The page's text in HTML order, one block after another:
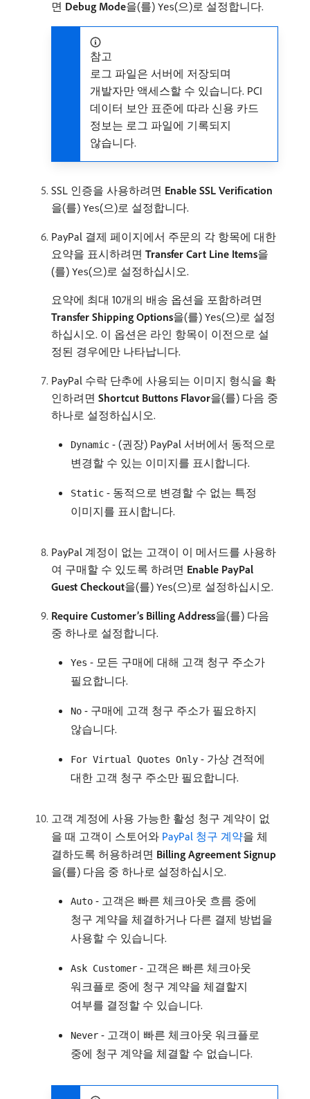
면 Debug Mode​을(를) Yes(으)로 설정합니다.
참고
로그 파일은 서버에 저장되며
개발자만 액세스할 수 있습니다. PCI
데이터 보안 표준에 따라 신용 카드
정보는 로그 파일에 기록되지
않습니다.
SSL 인증을 사용하려면 Enable SSL Verification
을(를) Yes(으)로 설정합니다.
PayPal 결제 페이지에서 주문의 각 항목에 대한
요약을 표시하려면 Transfer Cart Line Items​을
(를) Yes(으)로 설정하십시오.
요약에 최대 10개의 배송 옵션을 포함하려면
Transfer Shipping Options​을(를) Yes(으)로 설정
하십시오. 이 옵션은 라인 항목이 이전으로 설
정된 경우에만 나타납니다.
PayPal 수락 단추에 사용되는 이미지 형식을 확
인하려면 Shortcut Buttons Flavor​을(를) 다음 중
하나로 설정하십시오.
Dynamic - (권장) PayPal 서버에서 동적으로
변경할 수 있는 이미지를 표시합니다.
Static - 동적으로 변경할 수 없는 특정
이미지를 표시합니다.
PayPal 계정이 없는 고객이 이 메서드를 사용하
여 구매할 수 있도록 하려면 Enable PayPal
Guest Checkout​을(를) Yes(으)로 설정하십시오.
Require Customer’s Billing Address​을(를) 다음
중 하나로 설정합니다.
Yes - 모든 구매에 대해 고객 청구 주소가
필요합니다.
No - 구매에 고객 청구 주소가 필요하지
않습니다.
For Virtual Quotes Only - 가상 견적에
대한 고객 청구 주소만 필요합니다.
고객 계정에 사용 가능한 활성 청구 계약이 없
을 때 고객이 스토어와 PayPal 청구 계약을 체
결하도록 허용하려면 Billing Agreement Signup
을(를) 다음 중 하나로 설정하십시오.
Auto - 고객은 빠른 체크아웃 흐름 중에
청구 계약을 체결하거나 다른 결제 방법을
사용할 수 있습니다.
Ask Customer - 고객은 빠른 체크아웃
워크플로 중에 청구 계약을 체결할지
여부를 결정할 수 있습니다.
Never - 고객이 빠른 체크아웃 워크플로
중에 청구 계약을 체결할 수 없습니다.